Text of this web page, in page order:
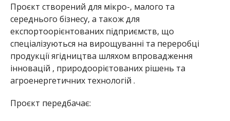
Проєкт створений для мікро-, малого та
середнього бізнесу, а також для
експортоорієнтованих підприємств, що
спеціалізуються на вирощуванні та переробці
продукції ягідництва шляхом впровадження
інновацій , природоорієтованих рішень та
агроенергетичних технологій .
Проєкт передбачає: